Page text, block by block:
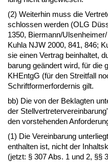
(2) Wei­ter­hin muss die
schlos­sen wer­den (OLG
1350, Bier­mann/
Kuh­la NJW 2000, 841, 846;
sie ei­nen Ver­trag be­inhal­tet,
ba­rung geändert wird, für die
KHEntgG (für den Streit­fall
Schrift­for­mer­for­der­nis gilt.
bb) Die von der Be­klag­ten
der
den vor­ste­hen­den
(1) Die Ver­ein­ba­rung
ent­hal­ten ist, nicht der
(jetzt: § 307 Abs. 1 und 2, §§